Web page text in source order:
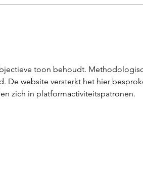
toon behoudt.
De website versterkt het hier
zich in platformactiviteitspatronen.